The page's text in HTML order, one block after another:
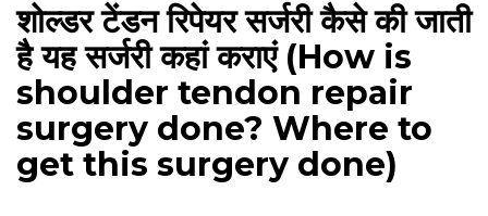
शोल्डर टेंडन रिपेयर सर्जरी कैसे की जाती
है यह सर्जरी कहां कराएं (How is
shoulder tendon repair
surgery done? Where to
get this surgery done)